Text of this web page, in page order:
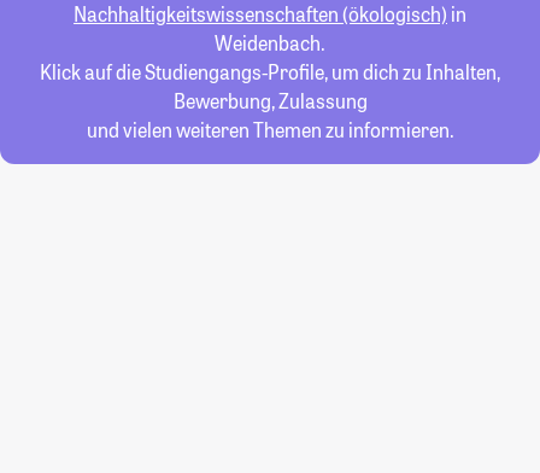
Nachhaltigkeitswissenschaften (ökologisch) in
Weidenbach.
Klick auf die Studiengangs-Profile, um dich zu Inhalten,
Bewerbung, Zulassung
und vielen weiteren Themen zu informieren.